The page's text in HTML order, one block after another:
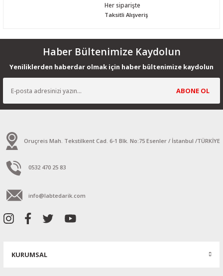
Her siparişte
Taksitli Alışveriş
Haber Bültenimize Kaydolun
Yeniliklerden haberdar olmak için haber bültenimize kaydolun
ABONE OL
Oruçreis Mah. Tekstilkent Cad. 6-1 Blk. No:75 Esenler / İstanbul /TÜRKİYE
0532 470 25 83
info@labtedarik.com
KURUMSAL